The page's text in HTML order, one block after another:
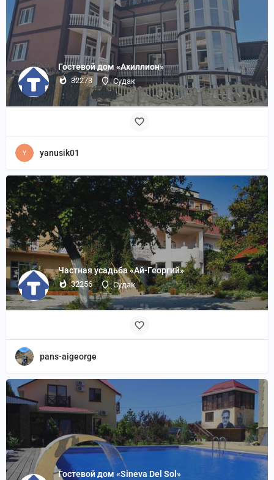
Гостевой дом «Ахиллион»
32273 Судак
yanusik01
Частная усадьба «Ай-Георгий»
32256 Судак
pans-aigeorge
Гостевой дом «Sineva Del Sol»